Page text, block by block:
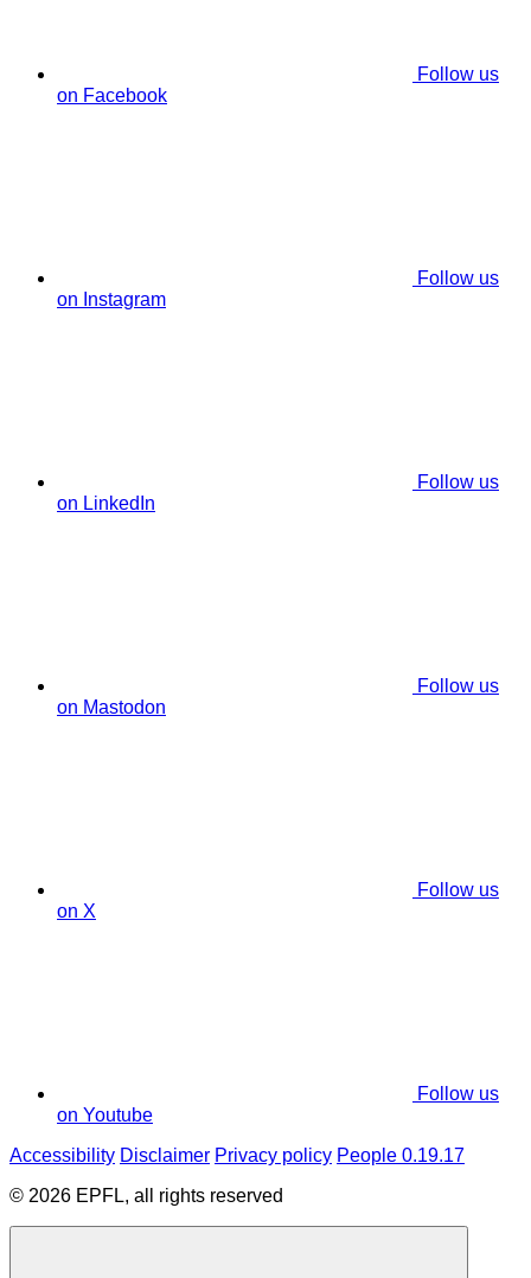
Follow us
on Facebook
Follow us
on Instagram
Follow us
on LinkedIn
Follow us
on Mastodon
Follow us
on X
Follow us
on Youtube
Accessibility Disclaimer Privacy policy People 0.19.17
© 2026 EPFL, all rights reserved